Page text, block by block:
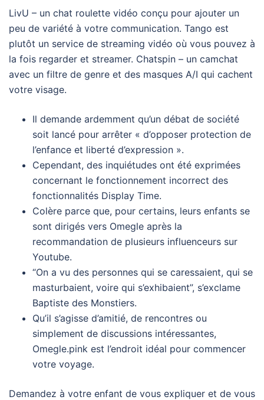
LivU – un chat roulette vidéo conçu pour ajouter un
peu de variété à votre communication. Tango est
plutôt un service de streaming vidéo où vous pouvez à
la fois regarder et streamer. Chatspin – un camchat
avec un filtre de genre et des masques A/I qui cachent
votre visage.
Il demande ardemment qu’un débat de société
soit lancé pour arrêter « d’opposer protection de
l’enfance et liberté d’expression ».
Cependant, des inquiétudes ont été exprimées
concernant le fonctionnement incorrect des
fonctionnalités Display Time.
Colère parce que, pour certains, leurs enfants se
sont dirigés vers Omegle après la
recommandation de plusieurs influenceurs sur
Youtube.
“On a vu des personnes qui se caressaient, qui se
masturbaient, voire qui s’exhibaient”, s’exclame
Baptiste des Monstiers.
Qu’il s’agisse d’amitié, de rencontres ou
simplement de discussions intéressantes,
Omegle.pink est l’endroit idéal pour commencer
votre voyage.
Demandez à votre enfant de vous expliquer et de vous